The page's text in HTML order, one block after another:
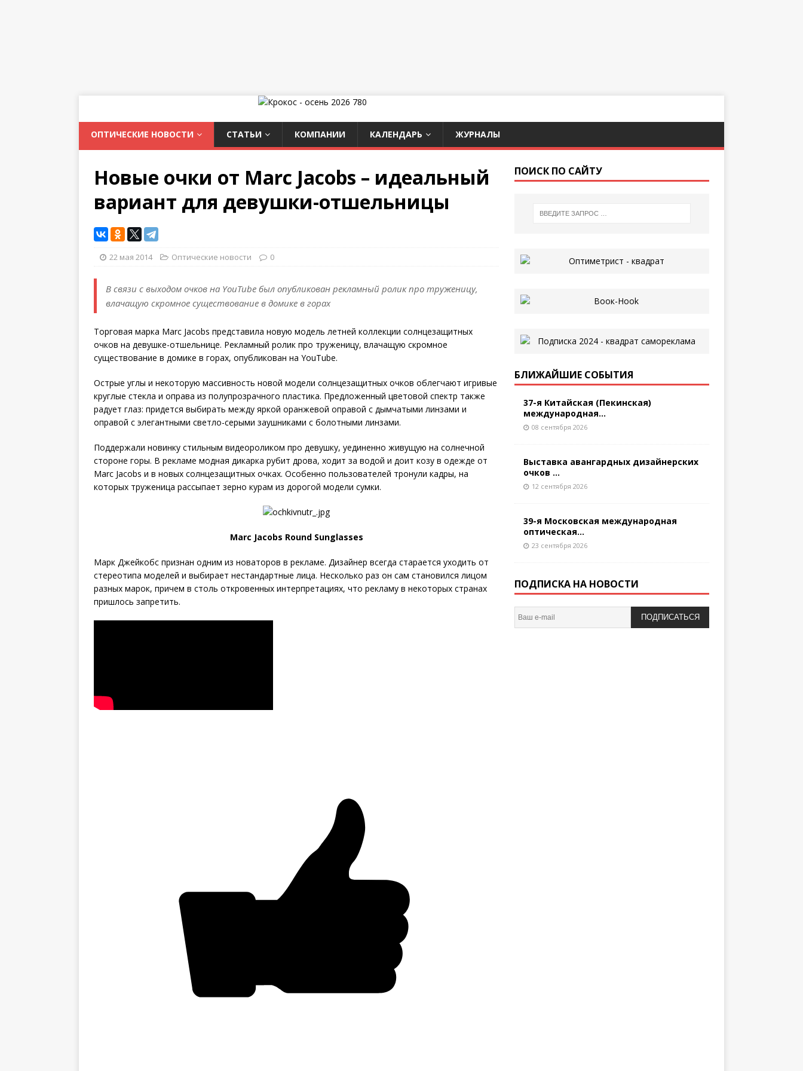
ОПТИЧЕСКИЕ НОВОСТИ СТАТЬИ КОМПАНИИ КАЛЕНДАРЬ ЖУРНАЛЫ
Новые очки от Marc Jacobs – идеальный
вариант для девушки-отшельницы
22 мая 2014 Оптические новости 0
В связи с выходом очков на YouTube был опубликован рекламный ролик про труженицу,
влачащую скромное существование в домике в горах
Торговая марка Marc Jacobs представила новую модель летней коллекции солнцезащитных
очков на девушке-отшельнице. Рекламный ролик про труженицу, влачащую скромное
существование в домике в горах, опубликован на YouTube.
Острые углы и некоторую массивность новой модели солнцезащитных очков облегчают игривые
круглые стекла и оправа из полупрозрачного пластика. Предложенный цветовой спектр также
радует глаз: придется выбирать между яркой оранжевой оправой с дымчатыми линзами и
оправой с элегантными светло-серыми заушниками с болотными линзами.
Поддержали новинку стильным видеороликом про девушку, уединенно живущую на солнечной
стороне горы. В рекламе модная дикарка рубит дрова, ходит за водой и доит козу в одежде от
Marc Jacobs и в новых солнцезащитных очках. Особенно пользователей тронули кадры, на
которых труженица рассыпает зерно курам из дорогой модели сумки.
Marc Jacobs Round Sunglasses
Марк Джейкобс признан одним из новаторов в рекламе. Дизайнер всегда старается уходить от
стереотипа моделей и выбирает нестандартные лица. Несколько раз он сам становился лицом
разных марок, причем в столь откровенных интерпретациях, что рекламу в некоторых странах
пришлось запретить.
ПОИСК ПО САЙТУ
БЛИЖАЙШИЕ СОБЫТИЯ
37-я Китайская (Пекинская)
международная...
08 сентября 2026
Выставка авангардных дизайнерских
очков ...
12 сентября 2026
39-я Московская международная
оптическая...
23 сентября 2026
ПОДПИСКА НА НОВОСТИ
ПОДПИСАТЬСЯ